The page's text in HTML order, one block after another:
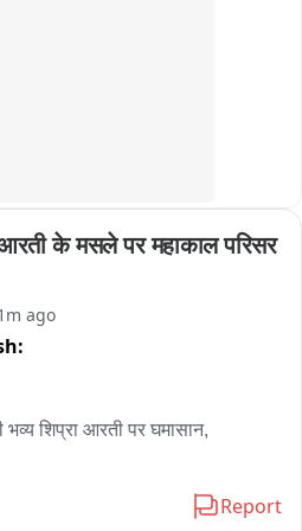
आरती के मसले पर महाकाल परिसर
ago
भव्य शिप्रा आरती पर घमासान,
Report